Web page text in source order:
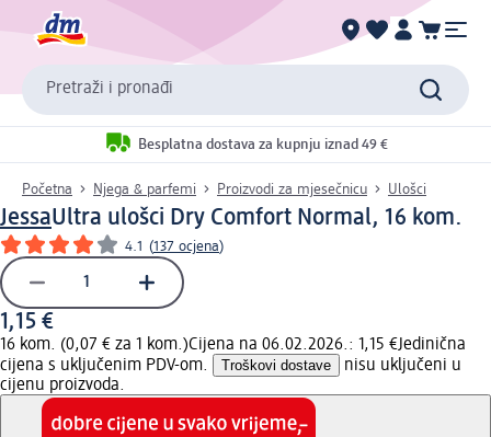
Pretraži i pronađi
Besplatna dostava za kupnju iznad 49 €
Početna Njega & parfemi Proizvodi za mjesečnicu Ulošci
JessaUltra ulošci Dry Comfort Normal, 16 kom.
4.1 (137 ocjena)
1,15 €
16 kom. (0,07 € za 1 kom.)Cijena na 06.02.2026.: 1,15 €Jedinična
cijena s uključenim PDV-om.
Troškovi dostave
nisu uključeni u
cijenu proizvoda.